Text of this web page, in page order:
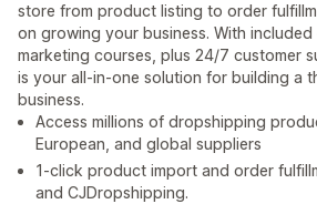
store from product listing to order
on growing your business. With
marketing courses, plus 24/7 customer
is your all-in-one solution for building a
business.
Access millions of dropshipping
European, and global suppliers
1-click product import and order
and CJDropshipping.